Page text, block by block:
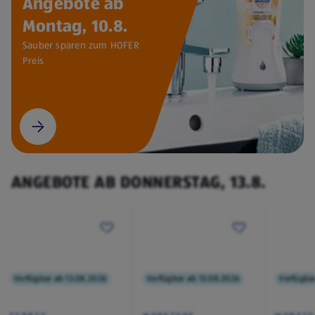
Montag, 10.8.
Sauber sparen zum HOFER
Preis
ANGEBOTE AB DONNERSTAG, 13.8.
Verfügbar ab 13.08.2026 Verfügbar ab 13.08.2026